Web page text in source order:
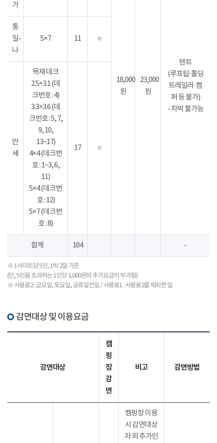
18,000
원
23,000
원
텐트
(루프탑·폴딩
트레일러·캠
퍼 등 불가)
- 차박 불가능
가
통
일-
나
5×7 11 ○
만
세
목재 데크
2.5×3.1 (데
크번호 : 4)
3.3×3.6 (데
크번호 : 5, 7,
9, 10,
13~17)
4×4 (데크번
호 : 1~3, 6,
11)
5×4 (데크번
호 : 12)
5×7 (데크번
호 : 8)
17 ○
합계 104 -
※ 1사이트당 5인, 1박 2일 기준
(단, 5인을 초과하는 1인당 3,000원의 추가요금이 부과됨)
※ 사용료2 : 금요일, 토요일, 공휴일전일 / 사용료1 : 사용료2를 제외한 일
감면대상 및 이용요금
감면대상
캠
핑
장
감
면
비고 감면방법
캠핑장 이용
시 감면대상
자 외 추가인